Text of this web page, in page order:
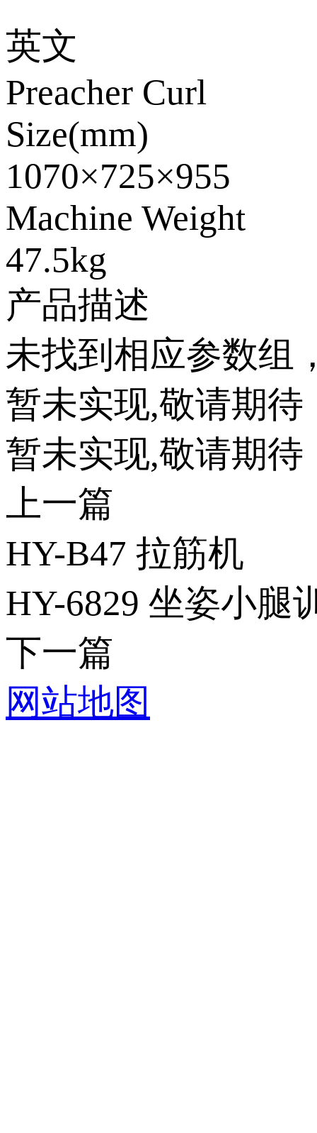
英文
Preacher Curl
Size(mm)
1070×725×955
Machine Weight
47.5kg
产品描述
未找到相应参数组
暂未实现,敬请期待
暂未实现,敬请期待
上一篇
HY-B47 拉筋机
HY-6829 坐姿小腿
下一篇
网站地图